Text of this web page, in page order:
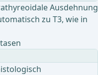
Ausdehnung
zu T3, wie in